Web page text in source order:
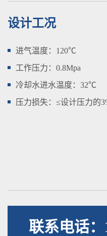
设计工况
进气温度：120℃
工作压力：0.8Mpa
冷却水进水温度：32℃
压力损失：≤设计压力的
联系电话：